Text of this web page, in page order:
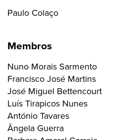
Paulo Colaço
Membros
Nuno Morais Sarmento
Francisco José Martins
José Miguel Bettencourt
Luís Tirapicos Nunes
António Tavares
Ângela Guerra